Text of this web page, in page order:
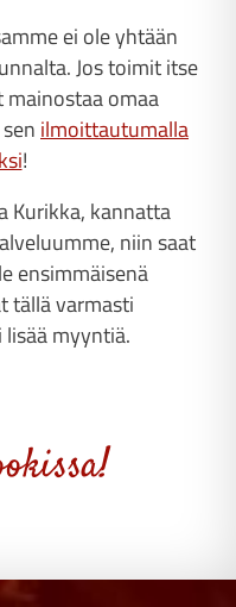
ei ole yhtään
Jos toimit itse
omaa
ilmoittautumalla
!
Kurikka, kannatta
niin saat
ensimmäisenä
tällä varmasti
myyntiä.